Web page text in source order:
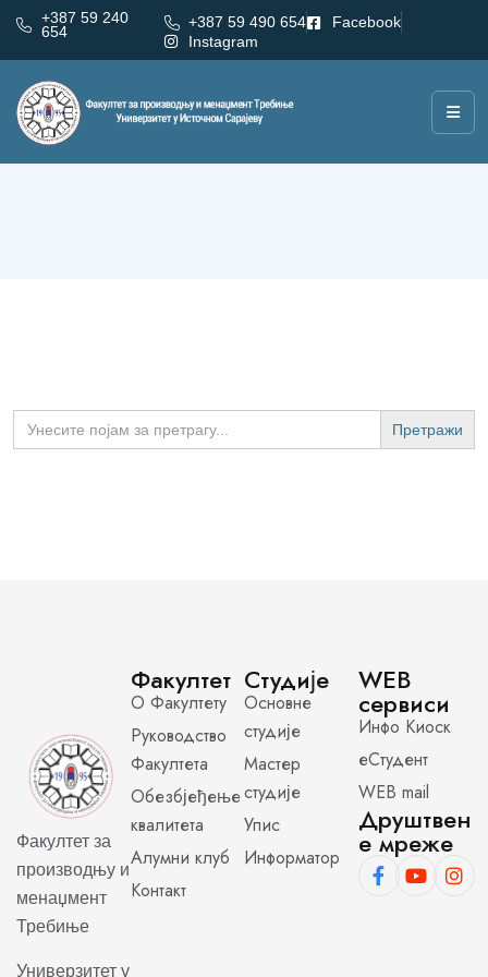
+387 59 240
654
+387 59 490 654
Facebook
Instagram
Претрага
Search
for:
Факултет за
производњу и
менаџмент
Требиње
Универзитет у
Факултет
О Факултету
Руководство
Факултета
Обезбјеђење
квалитета
Алумни клуб
Контакт
Студије
Основне
студије
Мастер
студије
Упис
Информатор
WEB
сервиси
Инфо Киоск
еСтудент
WEB mail
Друштвен
е мреже